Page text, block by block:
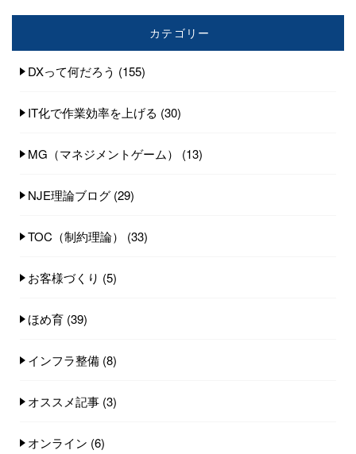
カテゴリー
DXって何だろう (155)
IT化で作業効率を上げる (30)
MG（マネジメントゲーム） (13)
NJE理論ブログ (29)
TOC（制約理論） (33)
お客様づくり (5)
ほめ育 (39)
インフラ整備 (8)
オススメ記事 (3)
オンライン (6)